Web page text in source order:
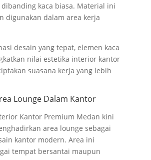
kaca biasa. Material ini
digunakan dalam area kerja
desain yang tepat, elemen kaca
nilai estetika interior kantor
suasana kerja yang lebih
Lounge Dalam Kantor
Kantor Premium Medan kini
area lounge sebagai
kantor modern. Area ini
tempat bersantai maupun